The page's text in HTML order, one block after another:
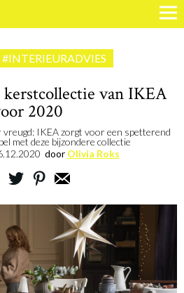
#INTERIEURADVIES
van IKEA
2020
vreugd: IKEA zorgt voor een spetterend
met deze bijzondere collectie
door Olivia Roks